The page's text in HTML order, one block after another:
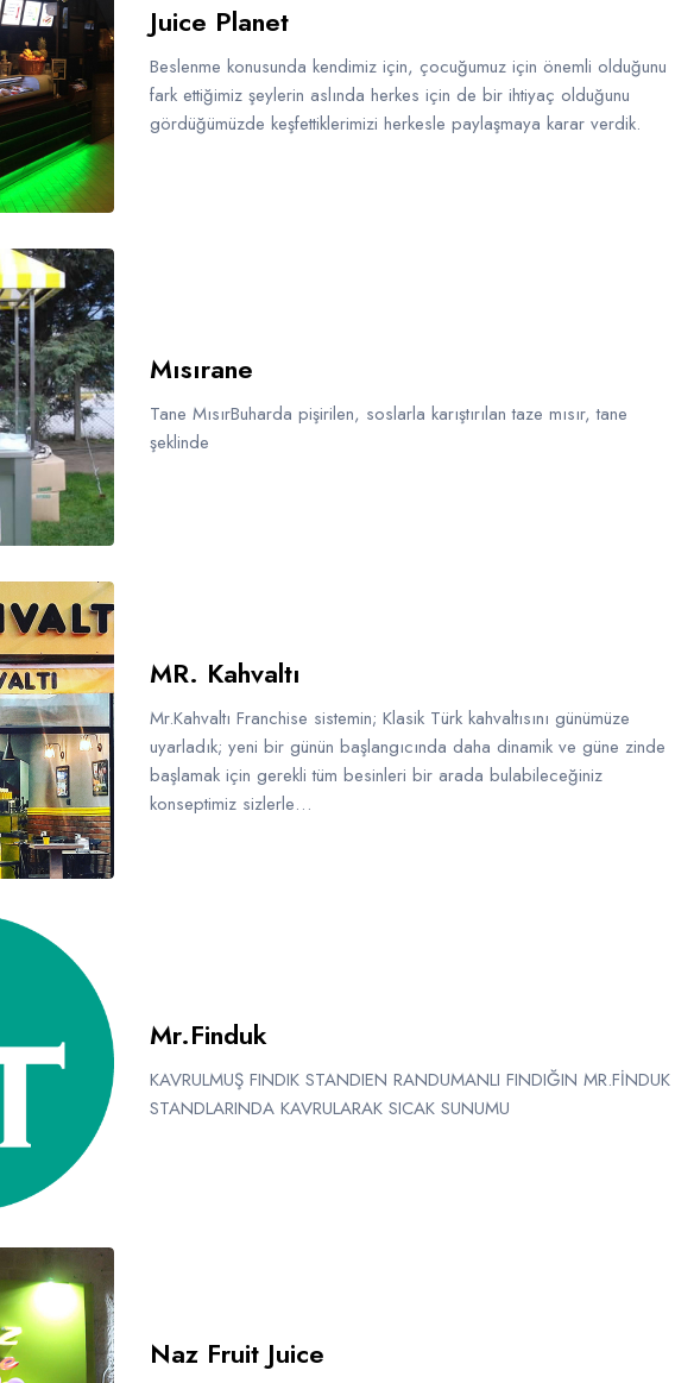
Juice Planet
Beslenme konusunda kendimiz için, çocuğumuz için önemli olduğunu
fark ettiğimiz şeylerin aslında herkes için de bir ihtiyaç olduğunu
gördüğümüzde keşfettiklerimizi herkesle paylaşmaya karar verdik.
Mısırane
Tane MısırBuharda pişirilen, soslarla karıştırılan taze mısır, tane
şeklinde
MR. Kahvaltı
Mr.Kahvaltı Franchise sistemin; Klasik Türk kahvaltısını günümüze
uyarladık; yeni bir günün başlangıcında daha dinamik ve güne zinde
başlamak için gerekli tüm besinleri bir arada bulabileceğiniz
konseptimiz sizlerle…
Mr.Finduk
KAVRULMUŞ FINDIK STANDIEN RANDUMANLI FINDIĞIN MR.FİNDUK
STANDLARINDA KAVRULARAK SICAK SUNUMU
Naz Fruit Juice